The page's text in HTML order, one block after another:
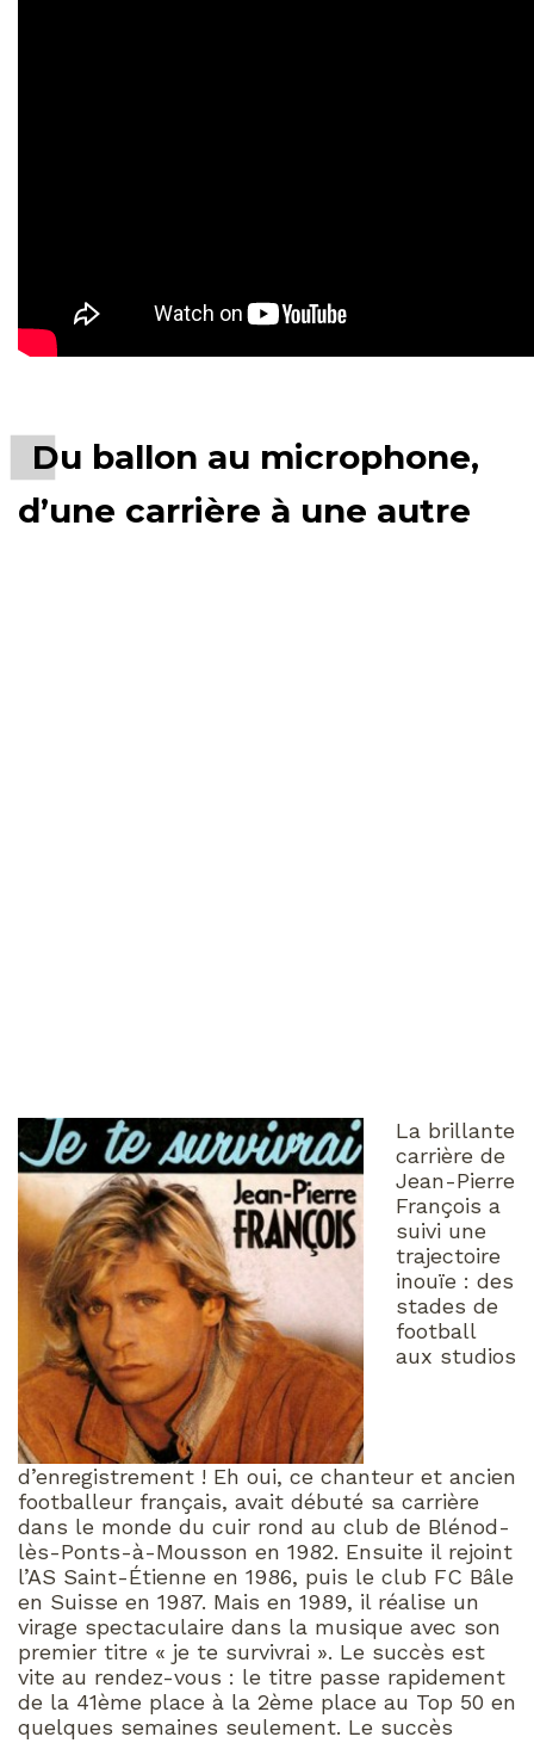
Du ballon au microphone,
d’une carrière à une autre
La brillante
carrière de
Jean-Pierre
François a
suivi une
trajectoire
inouïe : des
stades de
football
aux studios
d’enregistrement ! Eh oui, ce chanteur et ancien
footballeur français, avait débuté sa carrière
dans le monde du cuir rond au club de Blénod-
lès-Ponts-à-Mousson en 1982. Ensuite il rejoint
l’AS Saint-Étienne en 1986, puis le club FC Bâle
en Suisse en 1987. Mais en 1989, il réalise un
virage spectaculaire dans la musique avec son
premier titre « je te survivrai ». Le succès est
vite au rendez-vous : le titre passe rapidement
de la 41ème place à la 2ème place au Top 50 en
quelques semaines seulement. Le succès